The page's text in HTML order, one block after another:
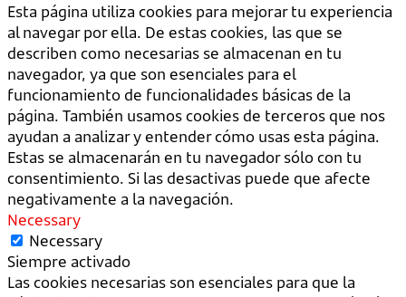
Esta página utiliza cookies para mejorar tu experiencia
al navegar por ella. De estas cookies, las que se
describen como necesarias se almacenan en tu
navegador, ya que son esenciales para el
funcionamiento de funcionalidades básicas de la
página. También usamos cookies de terceros que nos
ayudan a analizar y entender cómo usas esta página.
Estas se almacenarán en tu navegador sólo con tu
consentimiento. Si las desactivas puede que afecte
negativamente a la navegación.
Necessary
Necessary
Siempre activado
Las cookies necesarias son esenciales para que la